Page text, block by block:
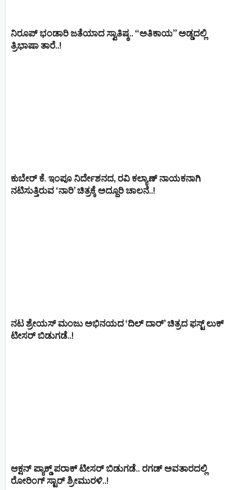
ನಿರೂಪ್ ಭಂಡಾರಿ ಜತೆಯಾದ ಸ್ವಾತಿಷ್ಠ.. “ಅತಿಕಾಯ” ಅಡ್ಡದಲ್ಲಿ
ತ್ರಿಭಾಷಾ ತಾರೆ..!
ಕುಬೇರ್ ಕೆ. ಇಂಪೂ ನಿರ್ದೇಶನದ, ರವಿ ಕಲ್ಯಾಣ್‍ ನಾಯಕನಾಗಿ
ನಟಿಸುತ್ತಿರುವ ‘ನಾರಿ’ ಚಿತ್ರಕ್ಕೆ ಅದ್ದೂರಿ ಚಾಲನೆ..!
ನಟ ಶ್ರೇಯಸ್ ಮಂಜು ಅಭಿನಯದ ‘ದಿಲ್ ದಾರ್’ ಚಿತ್ರದ ಫಸ್ಟ್ ಲುಕ್
ಟೀಸರ್ ಬಿಡುಗಡೆ..!
ಆಕ್ಷನ್ ಪ್ಯಾಕ್ಡ್ ಪರಾಕ್ ಟೀಸರ್ ಬಿಡುಗಡೆ.. ರಗಡ್ ಅವತಾರದಲ್ಲಿ
ರೋರಿಂಗ್ ಸ್ಟಾರ್ ಶ್ರೀಮುರಳಿ..!